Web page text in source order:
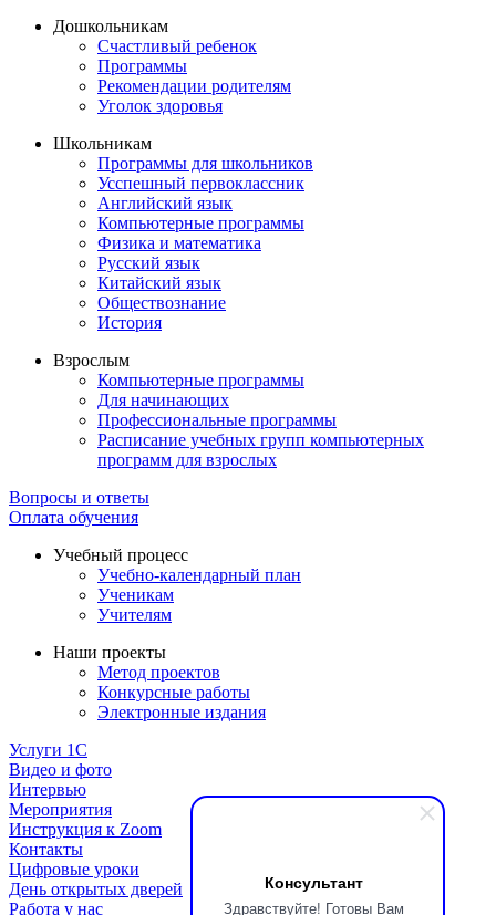
Консультант
Здравствуйте! Готовы Вам
Дошкольникам
Счастливый ребенок
Программы
Рекомендации родителям
Уголок здоровья
Школьникам
Программы для школьников
Усспешный первоклассник
Английский язык
Компьютерные программы
Физика и математика
Русский язык
Китайский язык
Обществознание
История
Взрослым
Компьютерные программы
Для начинающих
Профессиональные программы
Расписание учебных групп компьютерных
программ для взрослых
Вопросы и ответы
Оплата обучения
Учебный процесс
Учебно-календарный план
Ученикам
Учителям
Наши проекты
Метод проектов
Конкурсные работы
Электронные издания
Услуги 1C
Видео и фото
Интервью
Мероприятия
Инструкция к Zoom
Контакты
Цифровые уроки
День открытых дверей
Работа у нас